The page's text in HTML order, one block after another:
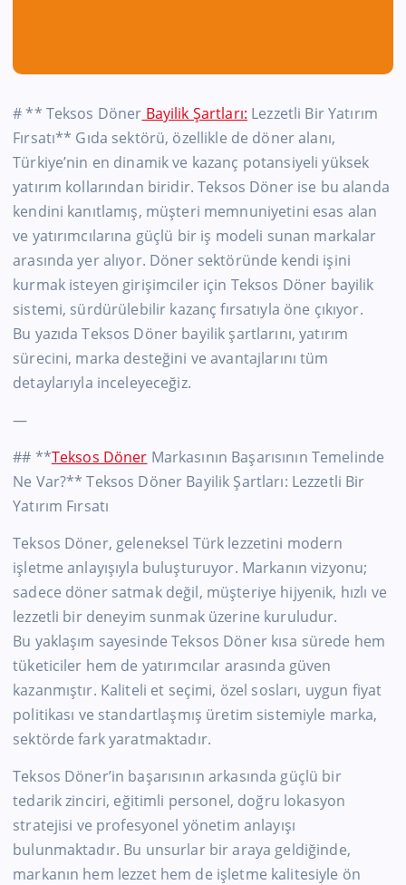
# ** Teksos Döner Bayilik Şartları: Lezzetli Bir Yatırım
Fırsatı** Gıda sektörü, özellikle de döner alanı,
Türkiye’nin en dinamik ve kazanç potansiyeli yüksek
yatırım kollarından biridir. Teksos Döner ise bu alanda
kendini kanıtlamış, müşteri memnuniyetini esas alan
ve yatırımcılarına güçlü bir iş modeli sunan markalar
arasında yer alıyor. Döner sektöründe kendi işini
kurmak isteyen girişimciler için Teksos Döner bayilik
sistemi, sürdürülebilir kazanç fırsatıyla öne çıkıyor.
Bu yazıda Teksos Döner bayilik şartlarını, yatırım
sürecini, marka desteğini ve avantajlarını tüm
detaylarıyla inceleyeceğiz.
—
## **Teksos Döner Markasının Başarısının Temelinde
Ne Var?** Teksos Döner Bayilik Şartları: Lezzetli Bir
Yatırım Fırsatı
Teksos Döner, geleneksel Türk lezzetini modern
işletme anlayışıyla buluşturuyor. Markanın vizyonu;
sadece döner satmak değil, müşteriye hijyenik, hızlı ve
lezzetli bir deneyim sunmak üzerine kuruludur.
Bu yaklaşım sayesinde Teksos Döner kısa sürede hem
tüketiciler hem de yatırımcılar arasında güven
kazanmıştır. Kaliteli et seçimi, özel sosları, uygun fiyat
politikası ve standartlaşmış üretim sistemiyle marka,
sektörde fark yaratmaktadır.
Teksos Döner’in başarısının arkasında güçlü bir
tedarik zinciri, eğitimli personel, doğru lokasyon
stratejisi ve profesyonel yönetim anlayışı
bulunmaktadır. Bu unsurlar bir araya geldiğinde,
markanın hem lezzet hem de işletme kalitesiyle ön